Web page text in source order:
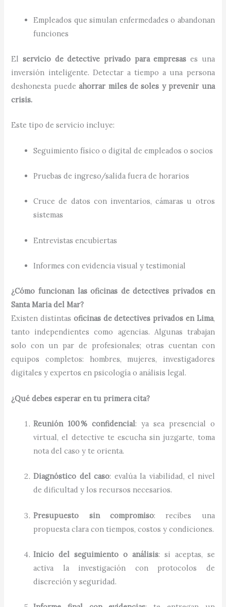
Empleados que simulan enfermedades o abandonan
funciones
Elservicio de detective privado para empresas es una
inversión inteligente. Detectar a tiempo a una persona
deshonesta puedeahorrar miles de soles y prevenir una
crisis.
Este tipo de servicio incluye:
Seguimiento físico o digital de empleados o socios
Pruebas de ingreso/salida fuera de horarios
Cruce de datos con inventarios, cámaras u otros
sistemas
Entrevistas encubiertas
Informes con evidencia visual y testimonial
¿Cómo funcionan las oficinas de detectives privados en
Santa Maria del Mar?
Existen distintas oficinas de detectives privados en Lima,
tanto independientes como agencias. Algunas trabajan
solo con un par de profesionales; otras cuentan con
equipos completos: hombres, mujeres, investigadores
digitales y expertos en psicología o análisis legal.
¿Qué debes esperar en tu primera cita?
Reunión 100 % confidencial: ya sea presencial o
virtual, el detective te escucha sin juzgarte, toma
nota del caso y te orienta.
Diagnóstico del caso: evalúa la viabilidad, el nivel
de dificultad y los recursos necesarios.
Presupuesto sin compromiso: recibes una
propuesta clara con tiempos, costos y condiciones.
Inicio del seguimiento o análisis: si aceptas, se
activa la investigación con protocolos de
discreción y seguridad.